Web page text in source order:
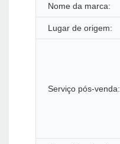
Nome da marca:
Lugar de origem:
Serviço pós-venda: